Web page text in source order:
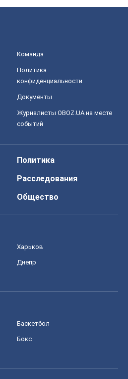
Команда
Политика
конфиденциальности
Документы
Журналисты OBOZ.UA на месте
событий
Политика
Расследования
Общество
Харьков
Днепр
Баскетбол
Бокс